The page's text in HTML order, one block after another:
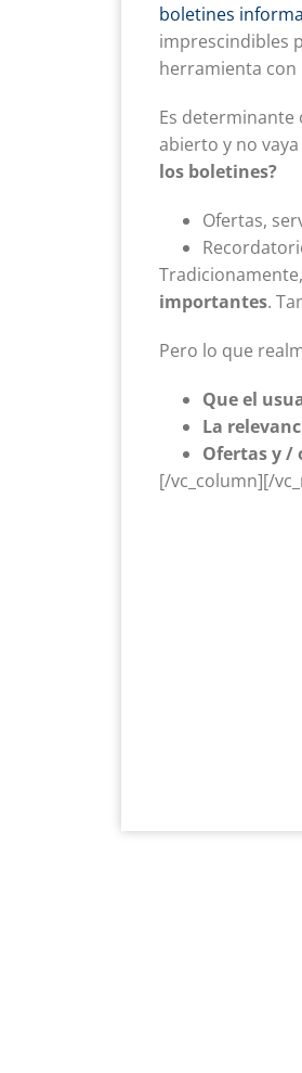
boletines
imprescindibles
herramienta con
Es
abierto y no
los boletines?
Ofertas,
importantes.
Pero lo que
Que el
La
Ofertas y /
[/vc_column][/